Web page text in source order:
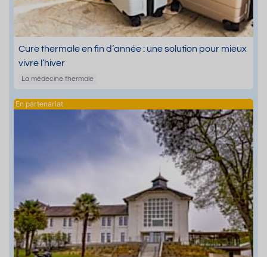
Cure thermale en fin d’année : une solution pour mieux
vivre l’hiver
La médecine thermale